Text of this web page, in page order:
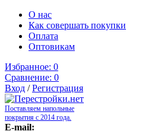
О нас
Как совершать покупки
Оплата
Оптовикам
Избранное: 0
Сравнение: 0
Вход /Регистрация
Поставляем напольные
покрытия с 2014 года.
E-mail: